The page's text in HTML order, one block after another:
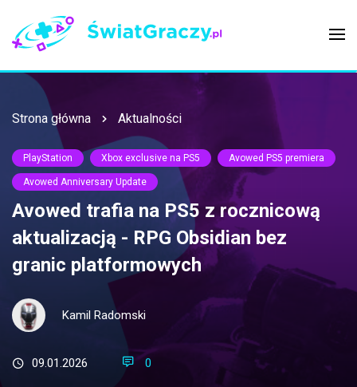
Strona główna Aktualności
PlayStation Xbox exclusive na PS5 Avowed PS5 premiera
Avowed Anniversary Update
Avowed trafia na PS5 z rocznicową
aktualizacją - RPG Obsidian bez
granic platformowych
Kamil Radomski
09.01.2026 0